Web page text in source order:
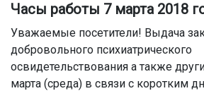
Часы работы 7 марта 2018
Уважаемые посетители! Выдача
добровольного психиатрического
освидетельствования а также
марта (среда) в связи с коротким